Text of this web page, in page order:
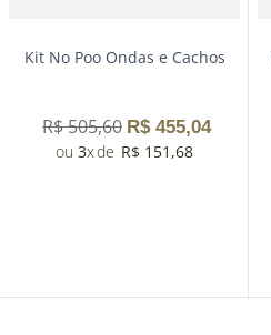
Kit No Poo Ondas e Cachos
R$505,60 R$ 455,04
3
R$ 151 ,68